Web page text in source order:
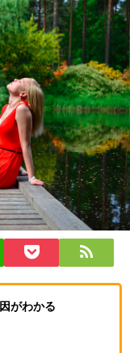
がわかる